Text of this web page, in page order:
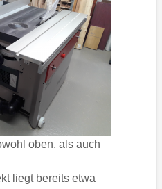
oben, als auch
liegt bereits etwa